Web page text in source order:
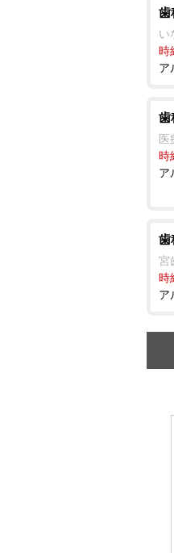
歯
い
時
ア
歯
医
時
ア
歯
宮
時
ア